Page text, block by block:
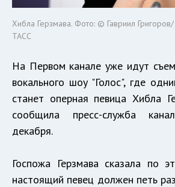
Хибла Герзмава. Фото: © Гавриил Григоров/
ТАСС
На Первом канале уже идут
вокального шоу "Голос", где
станет оперная певица Хибла
сообщила пресс-служба
декабря.
Госпожа Герзмава сказала по
настоящий певец должен петь